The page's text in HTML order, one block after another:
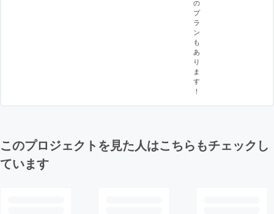
の
プ
ラ
ン
も
あ
り
ま
す
！
このプロジェクトを見た人はこちらもチェックし
ています